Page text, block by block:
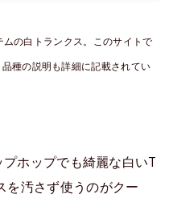
の白トランクス。このサイトで
種の説明も詳細に記載されてい
ホップでも綺麗な白いT
を汚さず使うのがクー